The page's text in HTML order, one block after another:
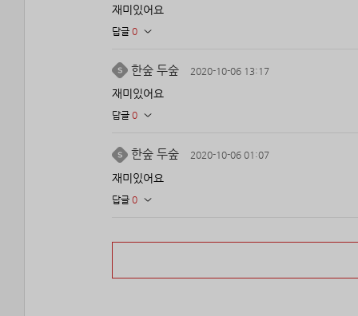
재미있어요
답글 0
한숲 두숲 2020-10-06 13:17
재미있어요
답글 0
한숲 두숲 2020-10-06 01:07
재미있어요
답글 0